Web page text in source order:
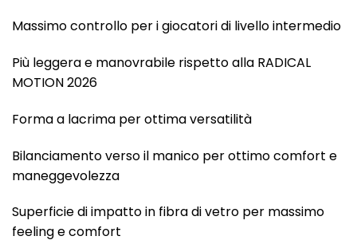
Massimo controllo per i giocatori di livello intermedio
Più leggera e manovrabile rispetto alla RADICAL
MOTION 2026
Forma a lacrima per ottima versatilità
Bilanciamento verso il manico per ottimo comfort e
maneggevolezza
Superficie di impatto in fibra di vetro per massimo
feeling e comfort